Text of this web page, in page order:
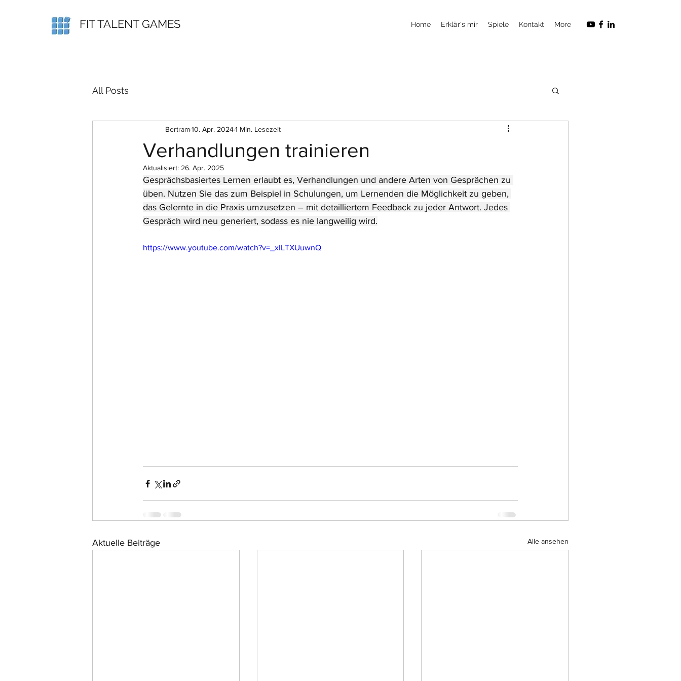
FIT TALENT GAMES Home Erklär's mir Spiele Kontakt More
All Posts
Verhandlungen trainieren
Bertram10. Apr. 20241 Min. Lesezeit
Aktualisiert: 26. Apr. 2025
Gesprächsbasiertes Lernen erlaubt es, Verhandlungen und andere Arten von Gesprächen zu
üben. Nutzen Sie das zum Beispiel in Schulungen, um Lernenden die Möglichkeit zu geben,
das Gelernte in die Praxis umzusetzen – mit detailliertem Feedback zu jeder Antwort. Jedes
Gespräch wird neu generiert, sodass es nie langweilig wird.
https://www.youtube.com/watch?v=_xILTXUuwnQ
Aktuelle Beiträge Alle ansehen